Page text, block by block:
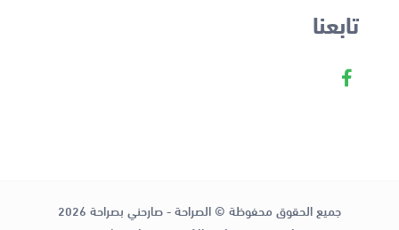
تابعنا
جميع الحقوق محفوظة © الصراحة - صارحني بصراحة 2026